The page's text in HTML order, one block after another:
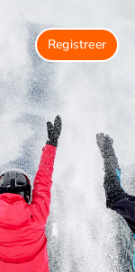
Registreer